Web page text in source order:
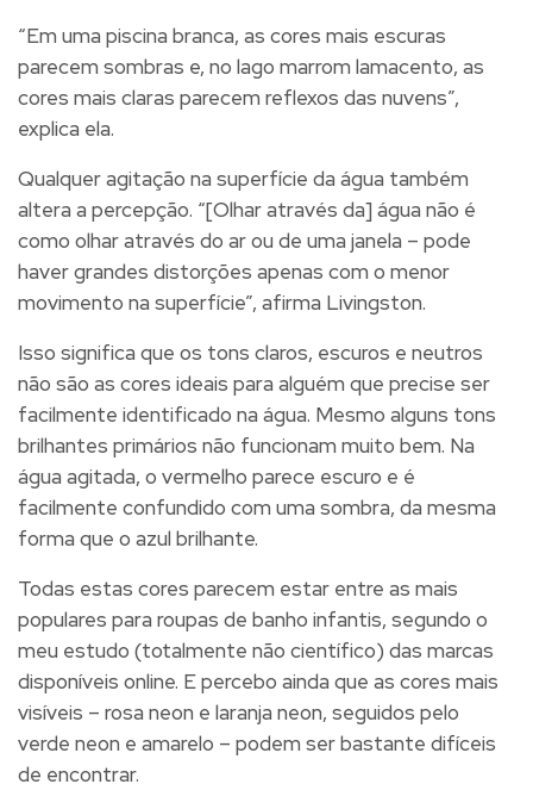
“Em uma piscina branca, as cores mais escuras
parecem sombras e, no lago marrom lamacento, as
cores mais claras parecem reflexos das nuvens”,
explica ela.
Qualquer agitação na superfície da água também
altera a percepção. “[Olhar através da] água não é
como olhar através do ar ou de uma janela – pode
haver grandes distorções apenas com o menor
movimento na superfície”, afirma Livingston.
Isso significa que os tons claros, escuros e neutros
não são as cores ideais para alguém que precise ser
facilmente identificado na água. Mesmo alguns tons
brilhantes primários não funcionam muito bem. Na
água agitada, o vermelho parece escuro e é
facilmente confundido com uma sombra, da mesma
forma que o azul brilhante.
Todas estas cores parecem estar entre as mais
populares para roupas de banho infantis, segundo o
meu estudo (totalmente não científico) das marcas
disponíveis online. E percebo ainda que as cores mais
visíveis – rosa neon e laranja neon, seguidos pelo
verde neon e amarelo – podem ser bastante difíceis
de encontrar.